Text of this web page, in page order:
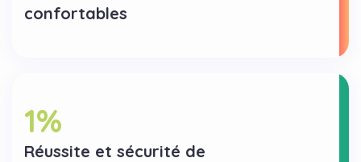
confortables
1%
Réussite et sécurité de